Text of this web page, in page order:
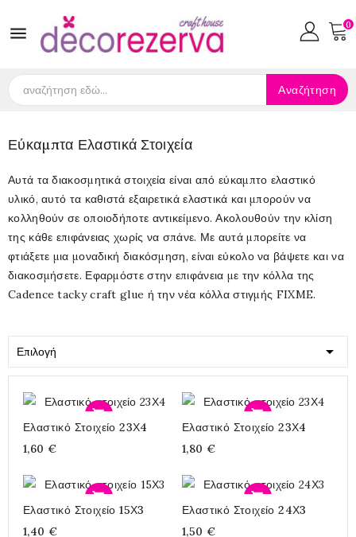
 0
Αναζήτηση
Εύκαμπτα Ελαστικά Στοιχεία
Αυτά τα διακοσμητικά στοιχεία είναι από εύκαμπτο ελαστικό
υλικό, αυτό τα καθιστά εξαιρετικά ελαστικά και μπορούν να
κολληθούν σε οποιοδήποτε αντικείμενο. Ακολουθούν την κλίση
της κάθε επιφάνειας χωρίς να σπάνε. Με αυτά μπορείτε να
φτιάξετε μια μοναδική διακόσμηση, είναι εύκολο να βάψετε και να
διακοσμήσετε. Εφαρμόστε στην επιφάνεια με την κόλλα της
Cadence tacky craft glue ή την νέα κόλλα στιγμής FIXME.
Επιλογή 
Ελαστικό Στοιχείο 23Χ4
1,60 €
Ελαστικό Στοιχείο 23Χ4
1,80 €
Ελαστικό Στοιχείο 15Χ3
1,40 €
Ελαστικό Στοιχείο 24Χ3
1,50 €